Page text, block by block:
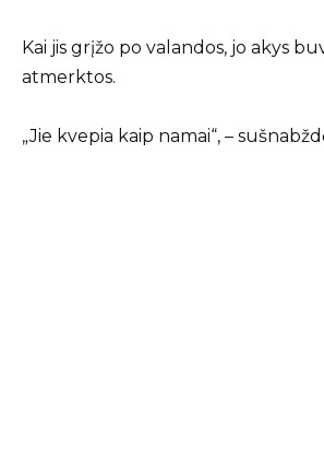
Kai jis grįžo po valandos, jo akys
atmerktos.
„Jie kvepia kaip namai“, –